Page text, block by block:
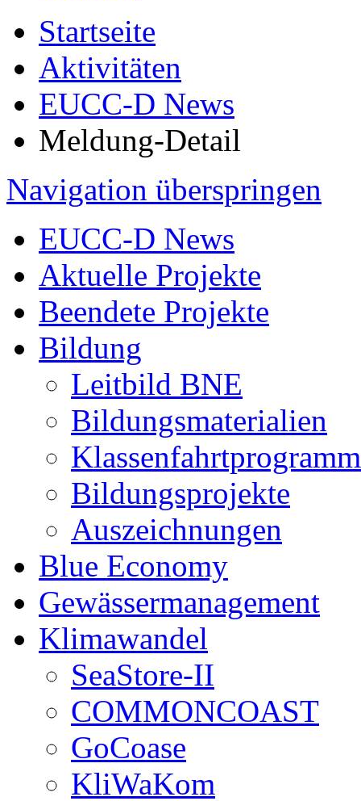
Startseite
Aktivitäten
EUCC-D News
Meldung-Detail
Navigation überspringen
EUCC-D News
Aktuelle Projekte
Beendete Projekte
Bildung
Leitbild BNE
Bildungsmaterialien
Klassenfahrtprogramm
Bildungsprojekte
Auszeichnungen
Blue Economy
Gewässermanagement
Klimawandel
SeaStore-II
COMMONCOAST
GoCoase
KliWaKom